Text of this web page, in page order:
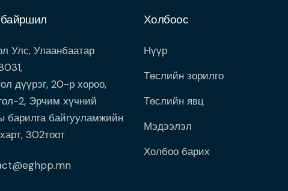
Улс, Улаанбаатар
дүүрэг, 20-р хороо,
2, Эрчим хүчний
барилга байгууламжийн
302тоот
Холбоос
Нүүр
Төслийн зорилго
Төслийн явц
Мэдээлэл
Холбоо барих